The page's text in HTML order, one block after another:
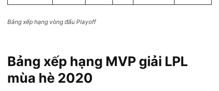
Bảng xếp hạng vòng đấu Playoff
Bảng xếp hạng MVP giải LPL
mùa hè 2020